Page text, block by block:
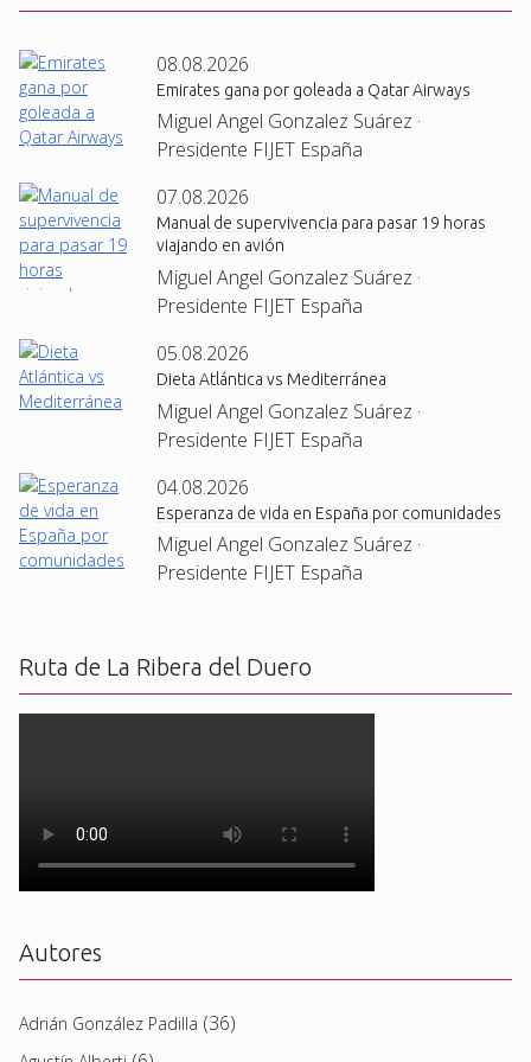
08.08.2026
Emirates gana por goleada a Qatar Airways
Miguel Angel Gonzalez Suárez ·
Presidente FIJET España
07.08.2026
Manual de supervivencia para pasar 19 horas
viajando en avión
Miguel Angel Gonzalez Suárez ·
Presidente FIJET España
05.08.2026
Dieta Atlántica vs Mediterránea
Miguel Angel Gonzalez Suárez ·
Presidente FIJET España
04.08.2026
Esperanza de vida en España por comunidades
Miguel Angel Gonzalez Suárez ·
Presidente FIJET España
Ruta de La Ribera del Duero
Autores
Adrián González Padilla (36)